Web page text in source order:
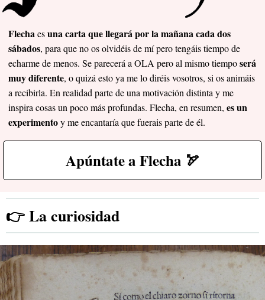
Flechaesuna carta que llegará por la mañana cada dos
sábados, para que no os olvidéis de mí pero tengáis tiempo de
echarme de menos. Se parecerá a OLA pero al mismo tiemposerá
muy diferente, o quizá esto ya me lo diréis vosotros, si os animáis
a recibirla. En realidad parte de una motivación distinta y me
inspira cosas un poco más profundas. Flecha, en resumen, es un
experimentoy me encantaría que fuerais parte de él.
Apúntate a Flecha 🏹
👉 La curiosidad